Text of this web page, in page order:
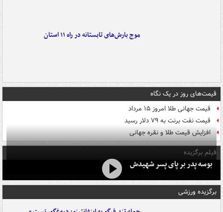
موج بارش‌های تابستانه در راه ۱۱ استان
قیمت‌های روز در یک نگاه
قیمت جهانی طلا امروز ۱۵ مرداد
قیمت نفت برنت به ۷۹ دلار رسید
افزایش قیمت طلا و نقره جهانی
فیلم برگزیده
بوسه‌ پدر بر پای پسر شهیدش
برگزیده ورزشی